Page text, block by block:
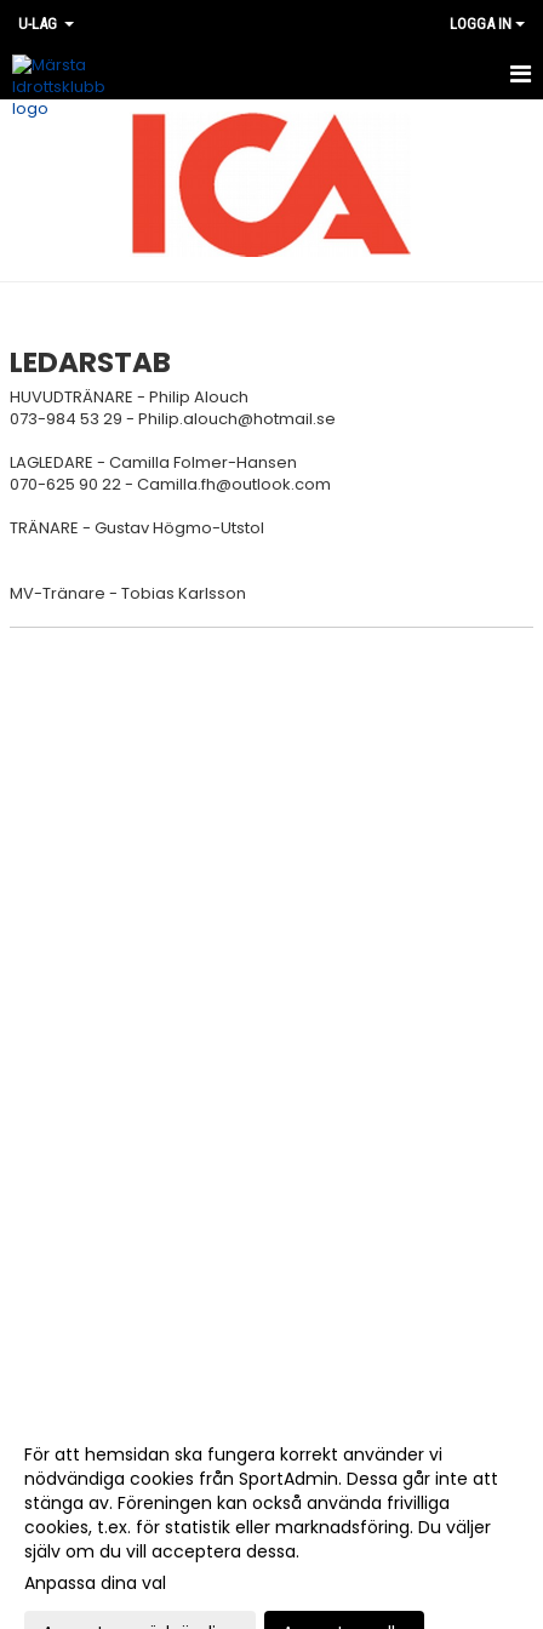
U-LAG LOGGA IN
HEM
MATCHER
LEDARSTAB
HUVUDTRÄNARE - Philip Alouch
073-984 53 29 - Philip.alouch@hotmail.se
LAGLEDARE - Camilla Folmer-Hansen
070-625 90 22 - Camilla.fh@outlook.com
TRÄNARE - Gustav Högmo-Utstol
MV-Tränare - Tobias Karlsson
För att hemsidan ska fungera korrekt använder vi
nödvändiga cookies från SportAdmin. Dessa går inte att
stänga av. Föreningen kan också använda frivilliga
cookies, t.ex. för statistik eller marknadsföring. Du väljer
själv om du vill acceptera dessa.
Anpassa dina val